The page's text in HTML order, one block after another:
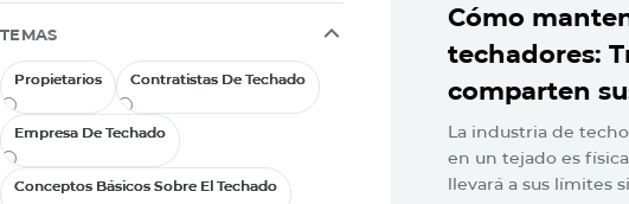
TEMAS
Propietarios
Propietarios Contratistas De Techado
Contratistas De Techado
Empresa De Techado
Empresa De Techado
Conceptos Básicos Sobre El Techado
Conceptos Básicos Sobre El Techado
Cómo
techadores:
comparten
La industria de
en un tejado es
llevará a sus límites